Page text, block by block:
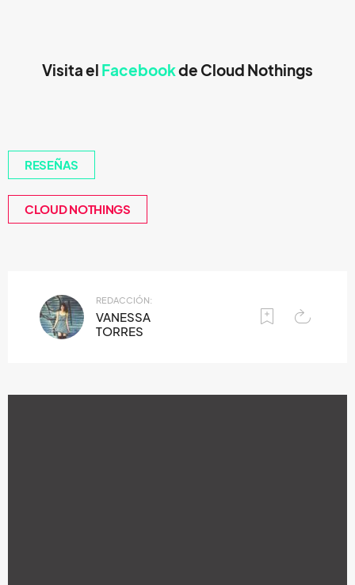
Visita el Facebookde Cloud Nothings
RESEÑAS
CLOUD NOTHINGS
REDACCIÓN:
VANESSA
TORRES